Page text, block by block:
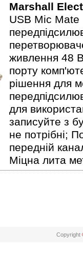
Marshall
USB Mic
живлення 48
порту
рішення для
для
записуйте з
не потрібні;
передній
Міцна лита
Copyright